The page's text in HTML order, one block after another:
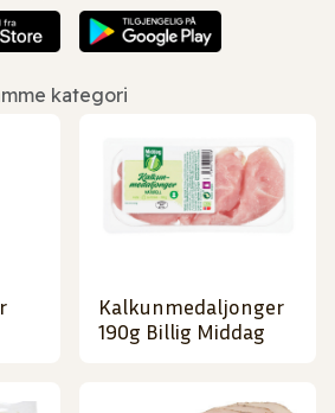
kategori
Kalkunmedaljonger
190g Billig Middag